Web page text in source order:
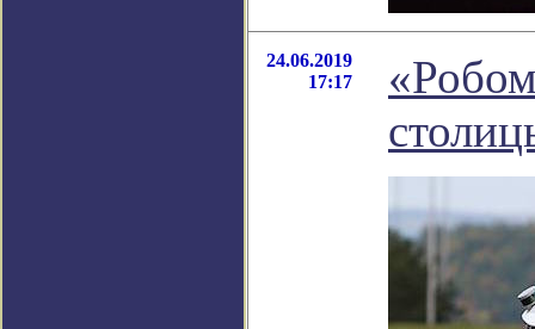
24.06.2019
17:17